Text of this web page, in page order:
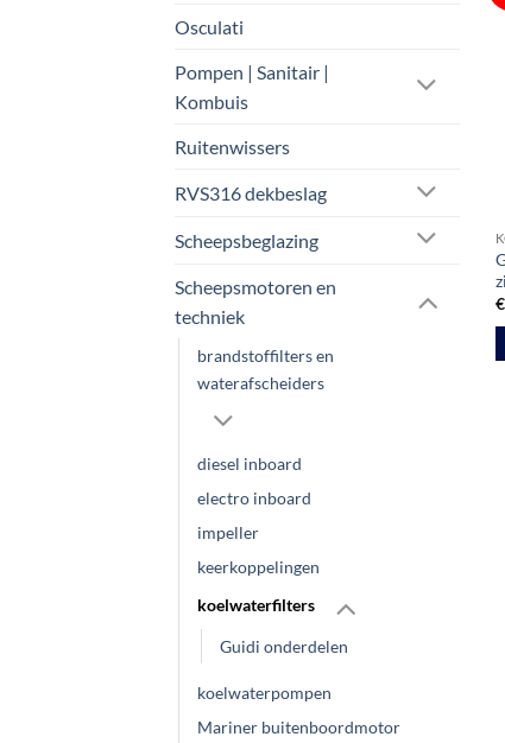
Osculati
Pompen | Sanitair |
Kombuis
Ruitenwissers
RVS316 dekbeslag
Scheepsbeglazing
Scheepsmotoren en
techniek
brandstoffilters en
waterafscheiders
diesel inboard
electro inboard
impeller
keerkoppelingen
koelwaterfilters
Guidi onderdelen
koelwaterpompen
Mariner buitenboordmotor
€